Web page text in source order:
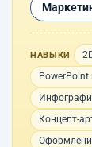
НАВЫКИ
PowerPoint
Концепт-